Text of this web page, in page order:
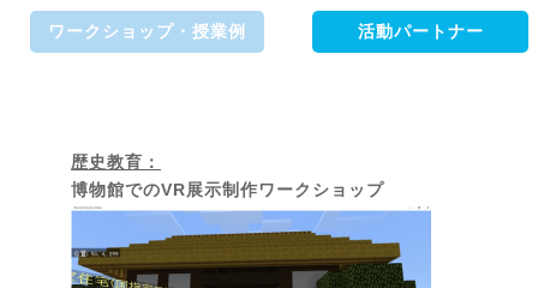
ワークショップ・授業例 活動パートナー
歴史教育：
博物館でのVR展示制作ワークショップ